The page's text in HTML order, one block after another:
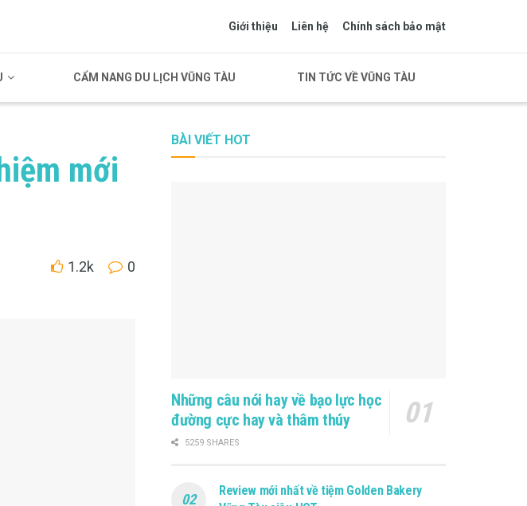
Giới thiệu Liên hệ Chính sách bảo mật
CẨM NANG DU LỊCH VŨNG TÀU TIN TỨC VỀ VŨNG TÀU
mới
1.2k 0
BÀI VIẾT HOT
Những câu nói hay về bạo lực học
đường cực hay và thâm thúy
5259 SHARES
Review mới nhất về tiệm Golden Bakery